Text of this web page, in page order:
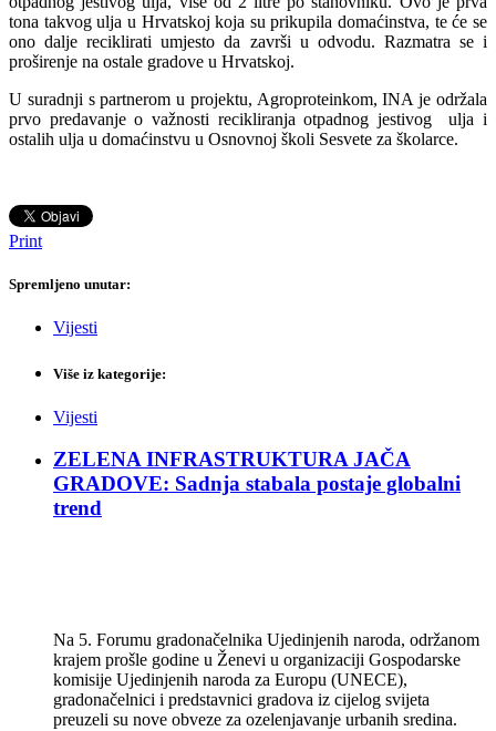
tona takvog ulja u Hrvatskoj koja su prikupila domaćinstva, te će se
ono dalje reciklirati umjesto da završi u odvodu. Razmatra se i
proširenje na ostale gradove u Hrvatskoj.
U suradnji s partnerom u projektu, Agroproteinkom, INA je održala
prvo predavanje o važnosti recikliranja otpadnog jestivog ulja i
ostalih ulja u domaćinstvu u Osnovnoj školi Sesvete za školarce.
Print
Spremljeno unutar:
Vijesti
Više iz kategorije:
Vijesti
ZELENA INFRASTRUKTURA JAČA
GRADOVE: Sadnja stabala postaje globalni
trend
Na 5. Forumu gradonačelnika Ujedinjenih naroda, održanom
krajem prošle godine u Ženevi u organizaciji Gospodarske
komisije Ujedinjenih naroda za Europu (UNECE),
gradonačelnici i predstavnici gradova iz cijelog svijeta
preuzeli su nove obveze za ozelenjavanje urbanih sredina.